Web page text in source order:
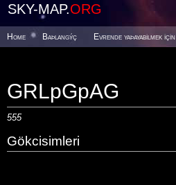
SKY-MAP.ORG
Home Baþlangýç Evrende yaþayabilmek için
GRLpGpAG
555
Gökcisimleri